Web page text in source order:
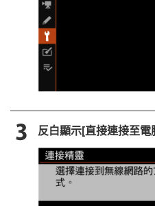
反白顯示[直接連接至電